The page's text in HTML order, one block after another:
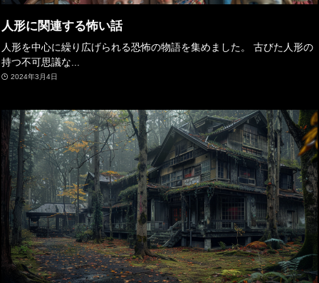
人形に関連する怖い話
人形を中心に繰り広げられる恐怖の物語を集めました。 古びた人形の
持つ不可思議な...
2024年3月4日